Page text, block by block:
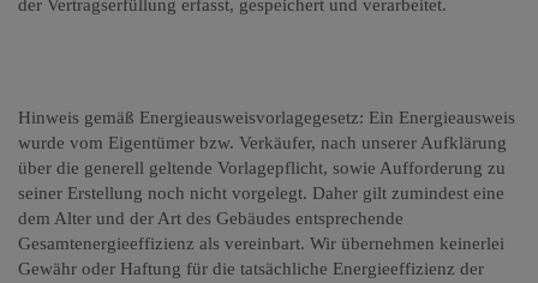
der Vertragserfüllung erfasst, gespeichert und verarbeitet.
Hinweis gemäß Energieausweisvorlagegesetz: Ein Energieausweis
wurde vom Eigentümer bzw. Verkäufer, nach unserer Aufklärung
über die generell geltende Vorlagepflicht, sowie Aufforderung zu
seiner Erstellung noch nicht vorgelegt. Daher gilt zumindest eine
dem Alter und der Art des Gebäudes entsprechende
Gesamtenergieeffizienz als vereinbart. Wir übernehmen keinerlei
Gewähr oder Haftung für die tatsächliche Energieeffizienz der